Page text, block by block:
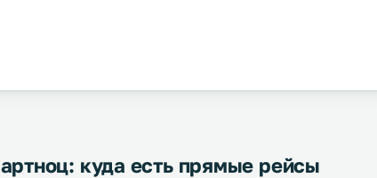
куда есть прямые рейсы